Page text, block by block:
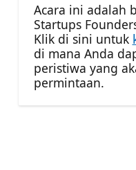
Acara ini adalah
Startups
Klik di sini untuk
di mana Anda
peristiwa yang
permintaan.